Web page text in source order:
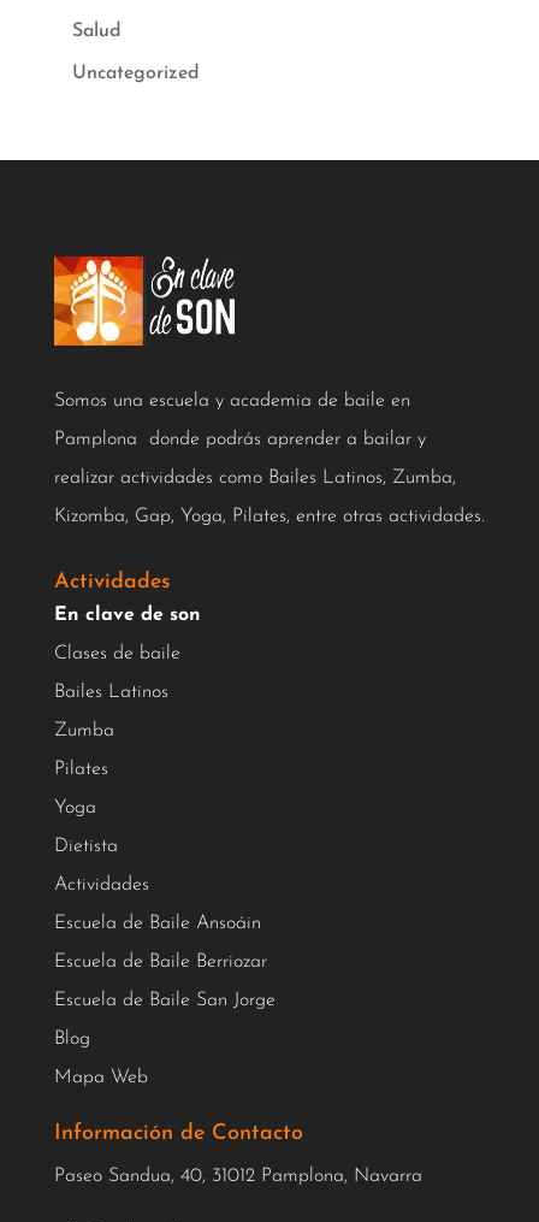
Salud
Uncategorized
Somos una escuela y academia de baile en
Pamplona donde podrás aprender a bailar y
realizar actividades como Bailes Latinos, Zumba,
Kizomba, Gap, Yoga, Pilates, entre otras actividades.
Actividades
En clave de son
Clases de baile
Bailes Latinos
Zumba
Pilates
Yoga
Dietista
Actividades
Escuela de Baile Ansoáin
Escuela de Baile Berriozar
Escuela de Baile San Jorge
Blog
Mapa Web
Información de Contacto
Paseo Sandua, 40, 31012 Pamplona, Navarra